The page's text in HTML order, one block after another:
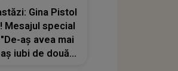
Gina Pistol
Mesajul special
aș avea mai
iubi de două